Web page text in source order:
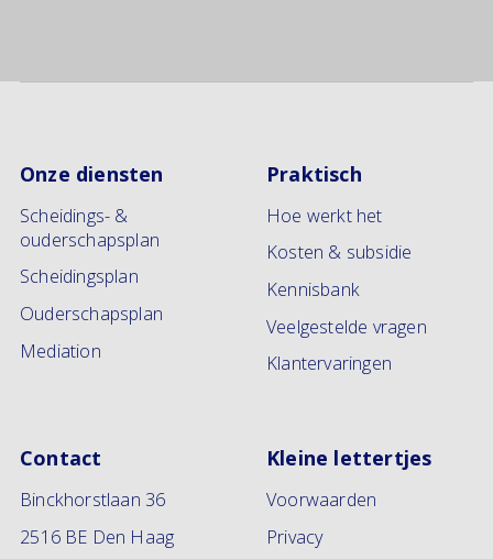
Onze diensten
Scheidings- &
ouderschapsplan
Scheidingsplan
Ouderschapsplan
Mediation
Praktisch
Hoe werkt het
Kosten & subsidie
Kennisbank
Veelgestelde vragen
Klantervaringen
Contact
Binckhorstlaan 36
2516 BE Den Haag
Kleine lettertjes
Voorwaarden
Privacy